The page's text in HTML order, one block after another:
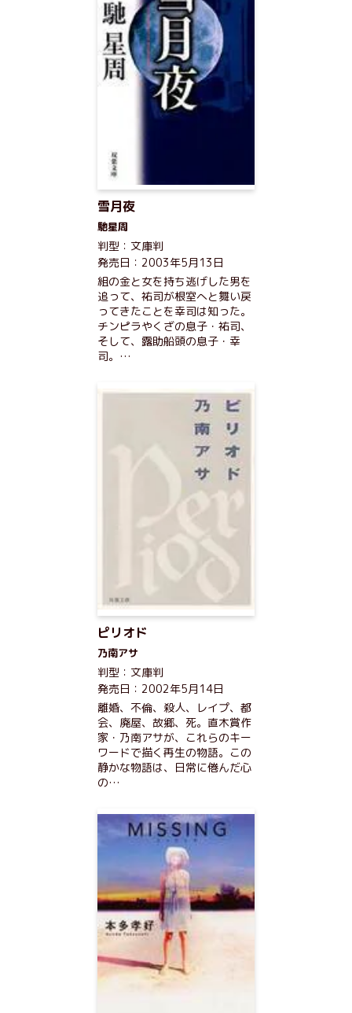
雪月夜
馳星周
判型：文庫判
発売日：2003年5月13日
組の金と女を持ち逃げした男を
追って、祐司が根室へと舞い戻
ってきたことを幸司は知った。
チンピラやくざの息子・祐司、
そして、露助船頭の息子・幸
司。…
ピリオド
乃南アサ
判型：文庫判
発売日：2002年5月14日
離婚、不倫、殺人、レイプ、都
会、廃屋、故郷、死。直木賞作
家・乃南アサが、これらのキー
ワードで描く再生の物語。この
静かな物語は、日常に倦んだ心
の…